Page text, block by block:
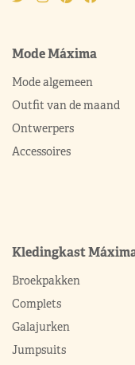
Mode Máxima
Mode algemeen
Outfit van de maand
Ontwerpers
Accessoires
Kledingkast
Broekpakken
Complets
Galajurken
Jumpsuits